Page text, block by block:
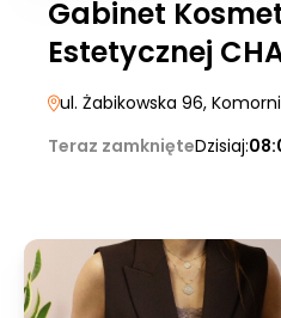
Gabinet
Estetycznej
ul. Żabikowska 96,
Teraz zamknięteDzisiaj: